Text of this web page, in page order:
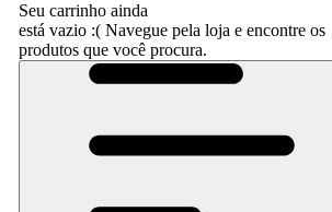
Seu carrinho ainda
está vazio :( Navegue pela loja e encontre os
produtos que você procura.